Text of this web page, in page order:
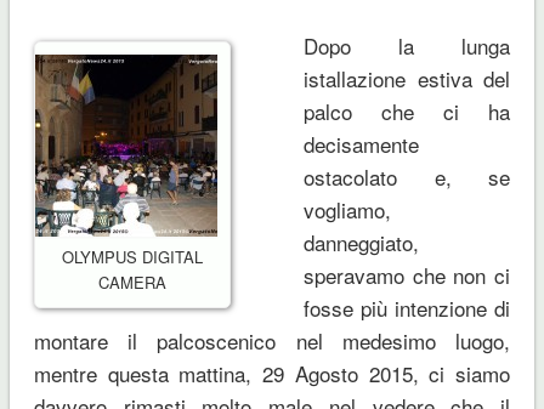
OLYMPUS DIGITAL
CAMERA
Dopo la lunga
istallazione estiva del
palco che ci ha
decisamente
ostacolato e, se
vogliamo,
danneggiato,
speravamo che non ci
fosse più intenzione di
montare il palcoscenico nel medesimo luogo,
mentre questa mattina, 29 Agosto 2015, ci siamo